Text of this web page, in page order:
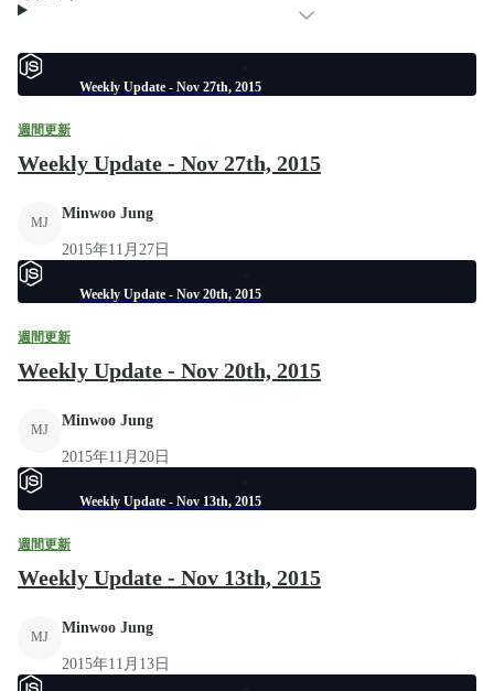
Weekly Update - Nov 27th, 2015
週間更新
Weekly Update - Nov 27th, 2015
MJ
Minwoo Jung
2015年11月27日
Weekly Update - Nov 20th, 2015
週間更新
Weekly Update - Nov 20th, 2015
MJ
Minwoo Jung
2015年11月20日
Weekly Update - Nov 13th, 2015
週間更新
Weekly Update - Nov 13th, 2015
MJ
Minwoo Jung
2015年11月13日